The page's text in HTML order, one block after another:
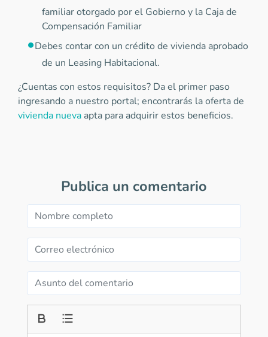
familiar otorgado por el Gobierno y la Caja de
Compensación Familiar
Debes contar con un crédito de vivienda aprobado
de un Leasing Habitacional.
¿Cuentas con estos requisitos? Da el primer paso
ingresando a nuestro portal; encontrarás la oferta de
vivienda nueva apta para adquirir estos beneficios.
Publica un comentario